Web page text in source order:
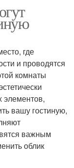
где
и проводятся
комнаты
элементов,
вашу гостиную,
важным
облик